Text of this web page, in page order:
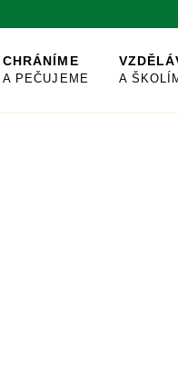
CHRÁNÍME
A PEČUJEME A